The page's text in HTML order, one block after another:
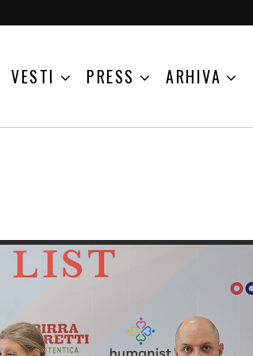
VESTI PRESS ARHIVA